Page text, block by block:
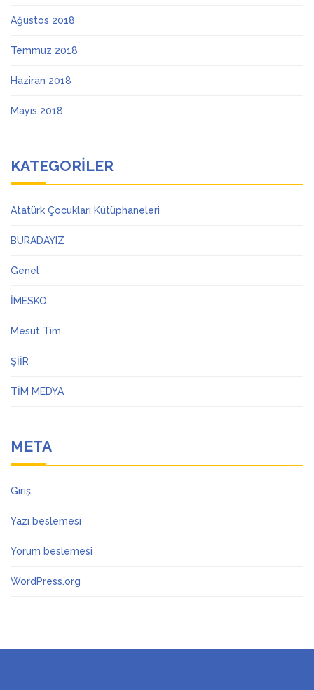
Ağustos 2018
Temmuz 2018
Haziran 2018
Mayıs 2018
KATEGORILER
Atatürk Çocukları Kütüphaneleri
BURADAYIZ
Genel
İMESKO
Mesut Tim
ŞİİR
TİM MEDYA
META
Giriş
Yazı beslemesi
Yorum beslemesi
WordPress.org